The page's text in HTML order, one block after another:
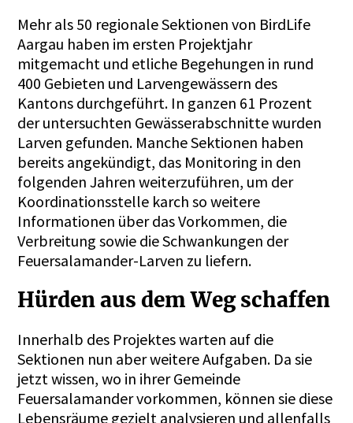
Mehr als 50 regionale Sektionen von BirdLife
Aargau haben im ersten Projektjahr
mitgemacht und etliche Begehungen in rund
400 Gebieten und Larvengewässern des
Kantons durchgeführt. In ganzen 61 Prozent
der untersuchten Gewässerabschnitte wurden
Larven gefunden. Manche Sektionen haben
bereits angekündigt, das Monitoring in den
folgenden Jahren weiterzuführen, um der
Koordinationsstelle karch so weitere
Informationen über das Vorkommen, die
Verbreitung sowie die Schwankungen der
Feuersalamander-Larven zu liefern.
Hürden aus dem Weg schaffen
Innerhalb des Projektes warten auf die
Sektionen nun aber weitere Aufgaben. Da sie
jetzt wissen, wo in ihrer Gemeinde
Feuersalamander vorkommen, können sie diese
Lebensräume gezielt analysieren und allenfalls